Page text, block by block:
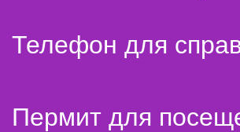
Телефон для
Пермит для